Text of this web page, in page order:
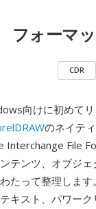
フォーマ
CDR
向けに初めて
のネイテ
Interchange File
テンツ、オブジ
たって整理しま
キスト、パワー